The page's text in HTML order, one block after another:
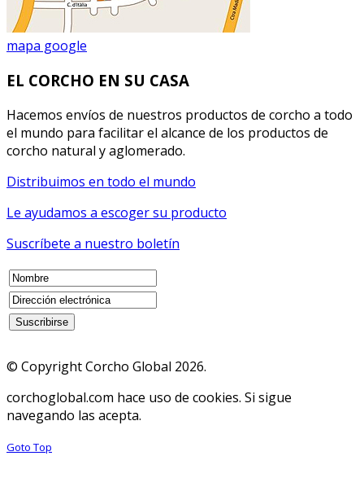
mapa google
EL CORCHO EN SU CASA
Hacemos envíos de nuestros productos de corcho a todo
el mundo para facilitar el alcance de los productos de
corcho natural y aglomerado.
Distribuimos en todo el mundo
Le ayudamos a escoger su producto
Suscríbete a nuestro boletín
© Copyright Corcho Global 2026.
corchoglobal.com hace uso de cookies. Si sigue
navegando las acepta.
Goto Top